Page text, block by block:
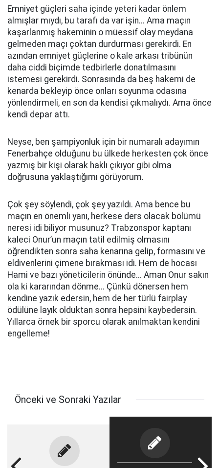
Emniyet güçleri saha içinde yeteri kadar önlem
almışlar mıydı, bu tarafı da var işin... Ama maçın
kaşarlanmış hakeminin o müessif olay meydana
gelmeden maçı çoktan durdurması gerekirdi. En
azından emniyet güçlerine o kale arkası tribünün
daha ciddi biçimde tedbirlerle donatılmasını
istemesi gerekirdi. Sonrasında da beş hakemi de
kenarda bekleyip önce onları soyunma odasına
yönlendirmeli, en son da kendisi çıkmalıydı. Ama önce
kendi depar attı.
Neyse, ben şampiyonluk için bir numaralı adayımın
Fenerbahçe olduğunu bu ülkede herkesten çok önce
yazmış bir kişi olarak haklı çıkıyor gibi olma
doğrusuna yaklaştığımı görüyorum.
Çok şey söylendi, çok şey yazıldı. Ama bence bu
maçın en önemli yanı, herkese ders olacak bölümü
neresi idi biliyor musunuz? Trabzonspor kaptanı
kaleci Onur’un maçın tatil edilmiş olmasını
öğrendikten sonra saha kenarına gelip, formasını ve
eldivenlerini çimene bırakması idi. Hem de hocası
Hami ve bazı yöneticilerin önünde... Aman Onur sakın
ola ki kararından dönme... Çünkü dönersen hem
kendine yazık edersin, hem de her türlü fairplay
ödülüne layık olduktan sonra hepsini kaybedersin.
Yıllarca örnek bir sporcu olarak anılmaktan kendini
engelleme!
Önceki ve Sonraki Yazılar